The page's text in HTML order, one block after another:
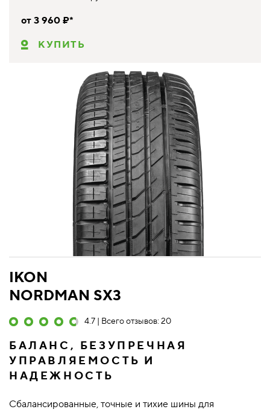
от 3 960 ₽*
КУПИТЬ
IKON
NORDMAN SX3
4.7 | Всего отзывов: 20
БАЛАНС, БЕЗУПРЕЧНАЯ
УПРАВЛЯЕМОСТЬ И
НАДЕЖНОСТЬ
Сбалансированные, точные и тихие шины для